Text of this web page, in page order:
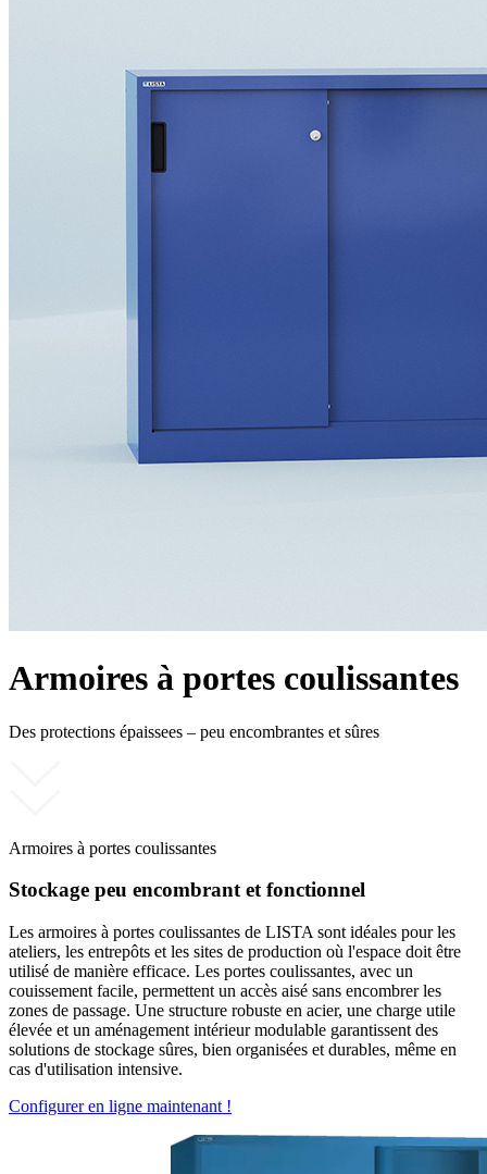
Armoires à portes coulissantes
Des protections épaissees – peu encombrantes et sûres
Armoires à portes coulissantes
Stockage peu encombrant et fonctionnel
Les armoires à portes coulissantes de LISTA sont idéales pour les
ateliers, les entrepôts et les sites de production où l'espace doit être
utilisé de manière efficace. Les portes coulissantes, avec un
couissement facile, permettent un accès aisé sans encombrer les
zones de passage. Une structure robuste en acier, une charge utile
élevée et un aménagement intérieur modulable garantissent des
solutions de stockage sûres, bien organisées et durables, même en
cas d'utilisation intensive.
Configurer en ligne maintenant !